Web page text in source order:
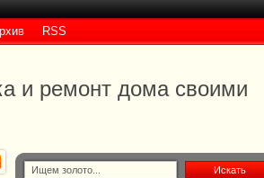
Искать
и ремонт дома своими
RSS